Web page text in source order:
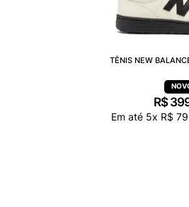
TÊNIS NEW
R$
Em até 5x R$ 79